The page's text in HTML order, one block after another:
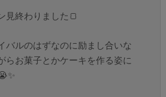
見終わりました🍞
バルのはずなのに励まし合いな
らお菓子とかケーキを作る姿に